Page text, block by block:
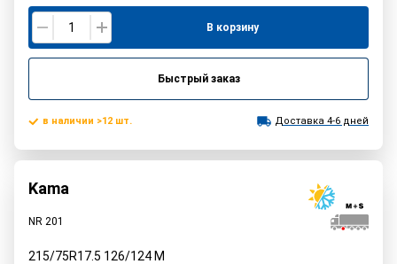
В корзину
Быстрый заказ
в наличии >12 шт. Доставка 4-6 дней
Kama
NR 201
215/75R17.5 126/124M